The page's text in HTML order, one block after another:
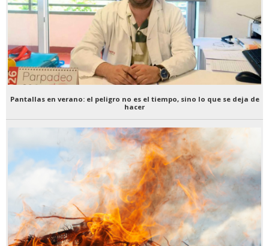
Pantallas en verano: el peligro no es el tiempo, sino lo que se deja de
hacer